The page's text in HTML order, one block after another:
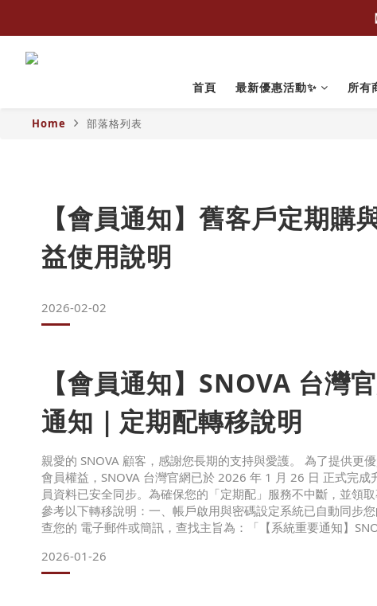
首頁 最新優惠活動✨ 所有
Home 部落格列表
【會員通知】舊客戶定期購
益使用說明
2026-02-02
【會員通知】SNOVA 台灣
通知｜定期配轉移說明
親愛的 SNOVA 顧客，感謝您長期的支持與愛護。 為了提供更
會員權益，SNOVA 台灣官網已於 2026 年 1 月 26 日 正式完成
員資料已安全同步。為確保您的「定期配」服務不中斷，並領
參考以下轉移說明：一、帳戶啟用與密碼設定系統已自動同步
查您的 電子郵件或簡訊，查找主旨為：「【系統重要通知】
通知，請利用官網「忘記密碼」功能重新
2026-01-26